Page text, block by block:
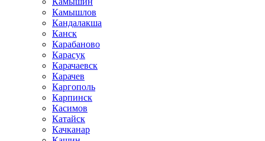
Камышлов
Кандалакша
Канск
Карабаново
Карасук
Карачаевск
Карачев
Каргополь
Карпинск
Касимов
Катайск
Качканар